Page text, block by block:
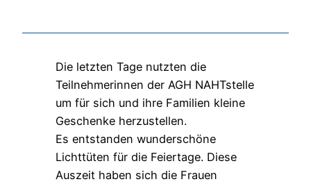
Die letzten Tage nutzten die
Teilnehmerinnen der AGH NAHTstelle
um für sich und ihre Familien kleine
Geschenke herzustellen.
Es entstanden wunderschöne
Lichttüten für die Feiertage. Diese
Auszeit haben sich die Frauen